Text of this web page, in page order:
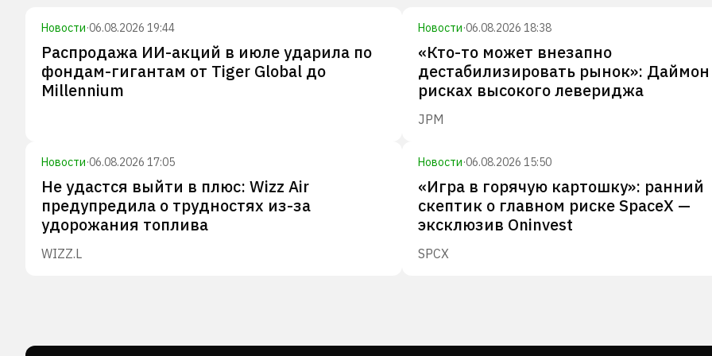
Новости·06.08.2026 19:44
Распродажа ИИ-акций в июле ударила по
фондам-гигантам от Tiger Global до
Millennium
Новости·06.08.2026 18:38
«Кто-то может внезапно
дестабилизировать рынок»:
рисках высокого левериджа
JPM
Новости·06.08.2026 17:05
Не удастся выйти в плюс: Wizz Air
предупредила о трудностях из-за
удорожания топлива
WIZZ.L
Новости·06.08.2026 15:50
«Игра в горячую картошку»: ранний
скептик о главном риске SpaceX —
эксклюзив Oninvest
SPCX